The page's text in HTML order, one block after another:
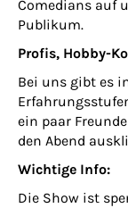
Comedians auf
Publikum.
Profis, Hobby-
Bei uns gibt es
ein paar
den Abend
Wichtige Info:
Die Show ist